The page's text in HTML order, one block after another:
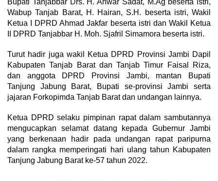
Bupati Tanjabbar Drs. H. Anwar Sadat, M.Ag beserta istri,
Wabup Tanjab Barat, H. Hairan, S.H. beserta istri, Wakil
Ketua I DPRD Ahmad Jakfar beserta istri dan Wakil Ketua
II DPRD Tanjabbar H. Moh. Sjafril Simamora beserta istri.
Turut hadir juga wakil Ketua DPRD Provinsi Jambi Dapil
Kabupaten Tanjab Barat dan Tanjab Timur Faisal Riza,
dan anggota DPRD Provinsi Jambi, mantan Bupati
Tanjung Jabung Barat, Bupati se-provinsi Jambi serta
jajaran Forkopimda Tanjab Barat dan undangan lainnya.
Ketua DPRD selaku pimpinan rapat dalam sambutannya
mengucapkan selamat datang kepada Gubernur Jambi
yang berkenaan hadir pada undangan rapat paripurna
dalam rangka memperingati hari ulang tahun Kabupaten
Tanjung Jabung Barat ke-57 tahun 2022.